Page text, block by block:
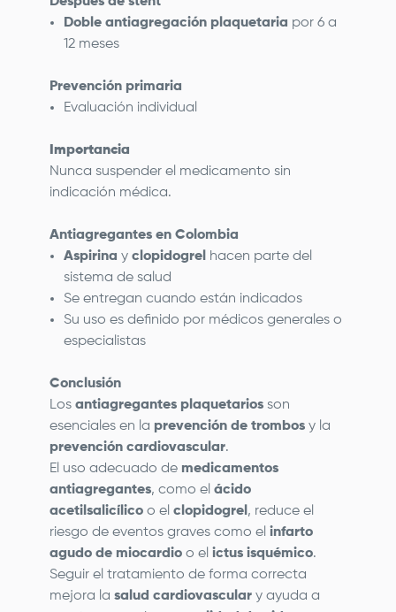
Doble antiagregación plaquetaria por 6 a
12 meses
Prevención primaria
Evaluación individual
Importancia
Nunca suspender el medicamento sin
indicación médica.
Antiagregantes en Colombia
Aspirina y clopidogrel
hacen parte del
sistema de salud
Se entregan cuando están indicados
Su uso es definido por médicos generales o
especialistas
Conclusión
Los antiagregantes plaquetarios son
esenciales en la prevención de trombos y la
prevención cardiovascular.
El uso adecuado de medicamentos
antiagregantes, como el ácido
acetilsalicílico o el clopidogrel , reduce el
riesgo de eventos graves como el infarto
agudo de miocardio o el ictus isquémico.
Seguir el tratamiento de forma correcta
mejora la salud cardiovascular y ayuda a